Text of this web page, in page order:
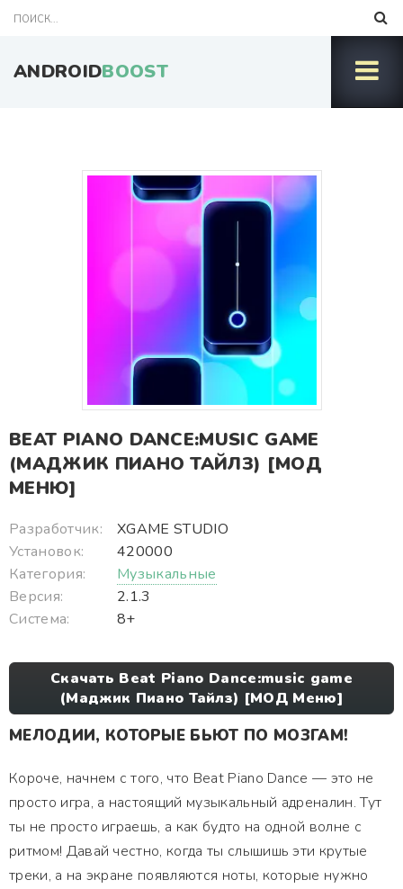
ANDROIDBOOST
BEAT PIANO DANCE:MUSIC GAME
(МАДЖИК ПИАНО ТАЙЛЗ) [МОД
МЕНЮ]
Разработчик:
XGAME STUDIO
Установок:
420000
Категория:
Музыкальные
Версия:
2.1.3
Система:
8+
Скачать Beat Piano Dance:music game
(Маджик Пиано Тайлз) [МОД Меню]
МЕЛОДИИ, КОТОРЫЕ БЬЮТ ПО МОЗГАМ!
Короче, начнем с того, что Beat Piano Dance — это не
просто игра, а настоящий музыкальный адреналин. Тут
ты не просто играешь, а как будто на одной волне с
ритмом! Давай честно, когда ты слышишь эти крутые
треки, а на экране появляются ноты, которые нужно